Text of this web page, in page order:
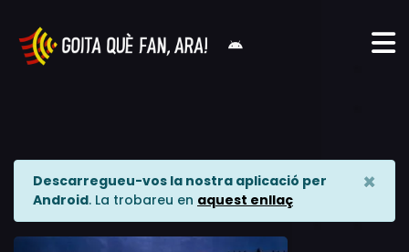
Descarregueu-vos la nostra aplicació per
Android. La trobareu en aquest enllaç
×